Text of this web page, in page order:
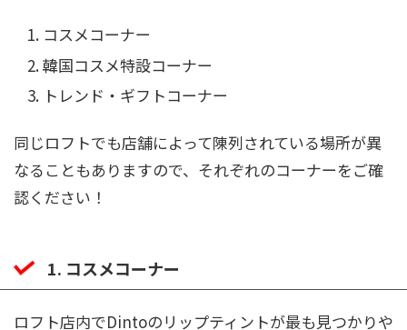
コスメコーナー
韓国コスメ特設コーナー
トレンド・ギフトコーナー
同じロフトでも店舗によって陳列されている場所が異
なることもありますので、それぞれのコーナーをご確
認ください！
1. コスメコーナー
ロフト店内でDintoのリップティントが最も見つかりや